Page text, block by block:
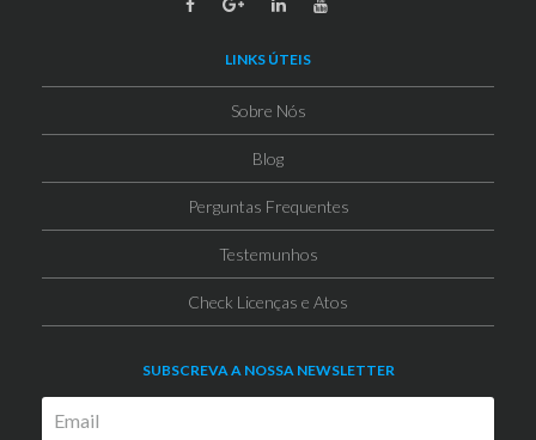
LINKS ÚTEIS
Sobre Nós
Blog
Perguntas Frequentes
Testemunhos
Check Licenças e Atos
SUBSCREVA A NOSSA NEWSLETTER